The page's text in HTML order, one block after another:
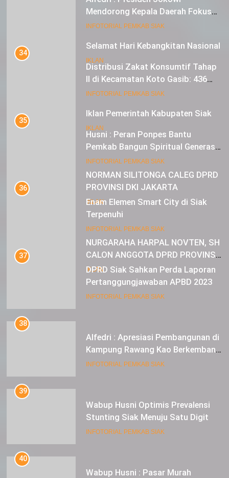
Selamat Hari Kebangkitan Nasional
IKLAN
Iklan Pemerintah Kabupaten Siak
IKLAN
NORMAN SILITONGA CALEG DPRD
PROVINSI DKI JAKARTA
IKLAN
NURGARAHA HARPAL NOVTEN, SH
CALON ANGGOTA DPRD PROVINSI
DKI JAKARTA
IKLAN
Mendorong Kepala Daerah Fokus
pada Inflasi dan Pilkada Serentak
INFOTORIAL PEMKAB SIAK
34
Distribusi Zakat Konsumtif Tahap
II di Kecamatan Koto Gasib: 436
Mustahik Terima Bantuan
INFOTORIAL PEMKAB SIAK
35
Husni : Peran Ponpes Bantu
Pemkab Bangun Spiritual Generasi
Muda
INFOTORIAL PEMKAB SIAK
36
Enam Elemen Smart City di Siak
Terpenuhi
INFOTORIAL PEMKAB SIAK
37
DPRD Siak Sahkan Perda Laporan
Pertanggungjawaban APBD 2023
INFOTORIAL PEMKAB SIAK
38
Alfedri : Apresiasi Pembangunan di
Kampung Rawang Kao Berkembang
Pesat
INFOTORIAL PEMKAB SIAK
39
Wabup Husni Optimis Prevalensi
Stunting Siak Menuju Satu Digit
INFOTORIAL PEMKAB SIAK
40
Wabup Husni : Pasar Murah